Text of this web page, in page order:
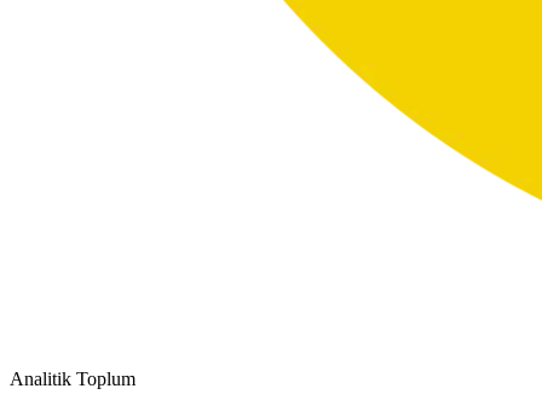
Analitik Toplum